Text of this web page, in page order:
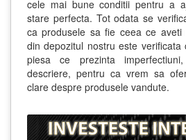
cele mai bune conditii pentru a
stare perfecta. Tot odata se
ca produsele sa fie ceea ce aveti
din depozitul nostru este
piesa ce prezinta
descriere, pentru ca vrem sa
clare despre produsele vandute.